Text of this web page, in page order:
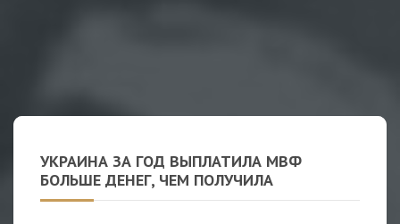
УКРАИНА ЗА ГОД ВЫПЛАТИЛА МВФ
БОЛЬШЕ ДЕНЕГ, ЧЕМ ПОЛУЧИЛА